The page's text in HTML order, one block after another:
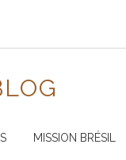
MISSION BRÉSIL